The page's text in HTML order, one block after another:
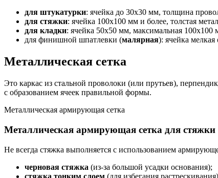
для штукатурки: ячейка до 30х30 мм, толщина
для стяжки: ячейка 100х100 мм и более, толстая
для кладки: ячейка 50х50 мм, максимальная
для финишной шпатлевки (малярная): ячейка
Металлическая сетка
Это каркас из стальной проволоки (или прутьев),
с образованием ячеек правильной формы.
Металлическая армирующая сетка
Металлическая армирующая сетка для стяжки
Не всегда стяжка выполняется с использованием
черновая стяжка (из-за большой усадки основания);
стяжка тонким слоем (для избегания